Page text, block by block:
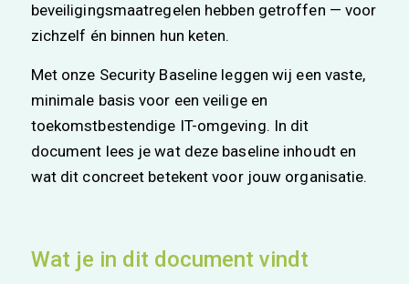
beveiligingsmaatregelen hebben getroffen — voor
zichzelf én binnen hun keten.
Met onze Security Baseline leggen wij een vaste,
minimale basis voor een veilige en
toekomstbestendige IT-omgeving. In dit
document lees je wat deze baseline inhoudt en
wat dit concreet betekent voor jouw organisatie.
Wat je in dit document vindt